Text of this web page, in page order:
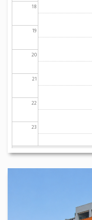
18
19
20
21
22
23